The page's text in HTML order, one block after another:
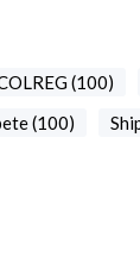
(100)
(100)